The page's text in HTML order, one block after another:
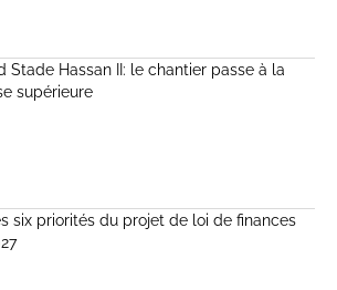
Stade Hassan II: le chantier passe à la
supérieure
six priorités du projet de loi de finances